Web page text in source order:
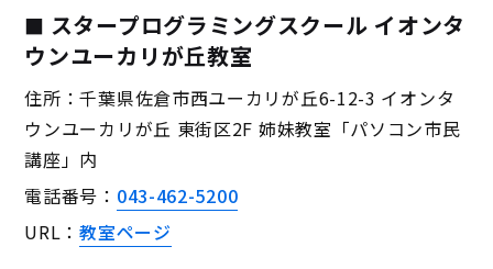
スタープログラミングスクール イオンタ
ウンユーカリが丘教室
住所：千葉県佐倉市西ユーカリが丘6-12-3 イオンタ
ウンユーカリが丘 東街区2F 姉妹教室「パソコン市民
講座」内
電話番号： 043-462-5200
URL：教室ページ